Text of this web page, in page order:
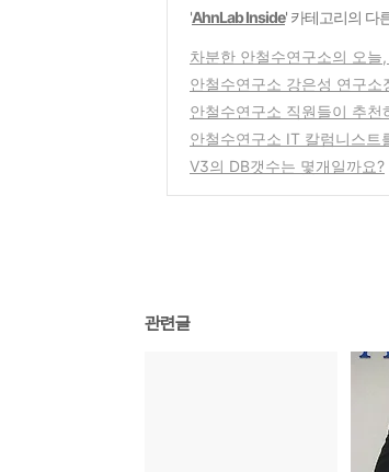
'AhnLab Inside' 카테고리의 다
차분한 안철수연구소의 오
안철수연구소 강은성 연구
안철수연구소 직원들이 추
안철수연구소 IT 칼럼니스트
V3의 DB갯수는 몇개일까요?
관련글